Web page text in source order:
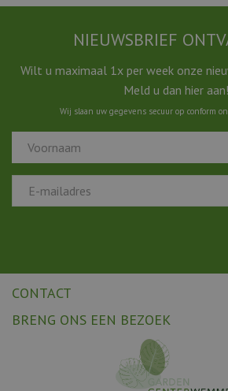
NIEUWSBRIEF
Wilt u maximaal 1x per week onze
Meld u dan hier aan!
Wij slaan uw gegevens secuur op conform
CONTACT
BRENG ONS EEN BEZOEK